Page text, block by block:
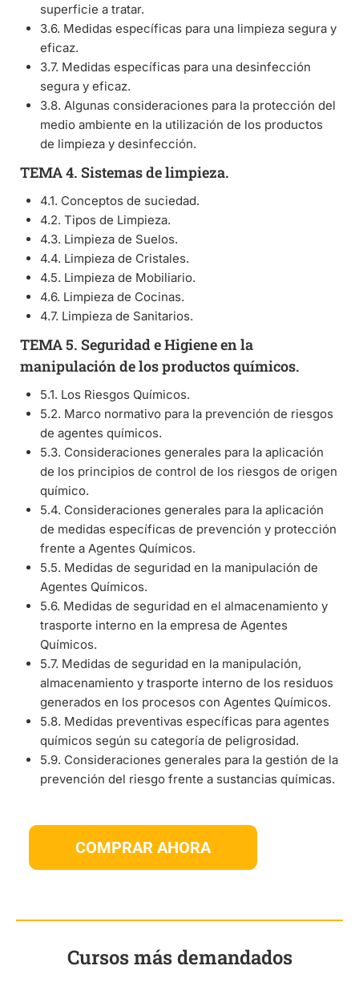
superficie a tratar.
3.6. Medidas específicas para una limpieza segura y
eficaz.
3.7. Medidas específicas para una desinfección
segura y eficaz.
3.8. Algunas consideraciones para la protección del
medio ambiente en la utilización de los productos
de limpieza y desinfección.
TEMA 4. Sistemas de limpieza.
4.1. Conceptos de suciedad.
4.2. Tipos de Limpieza.
4.3. Limpieza de Suelos.
4.4. Limpieza de Cristales.
4.5. Limpieza de Mobiliario.
4.6. Limpieza de Cocinas.
4.7. Limpieza de Sanitarios.
TEMA 5. Seguridad e Higiene en la
manipulación de los productos químicos.
5.1. Los Riesgos Químicos.
5.2. Marco normativo para la prevención de riesgos
de agentes químicos.
5.3. Consideraciones generales para la aplicación
de los principios de control de los riesgos de origen
químico.
5.4. Consideraciones generales para la aplicación
de medidas específicas de prevención y protección
frente a Agentes Químicos.
5.5. Medidas de seguridad en la manipulación de
Agentes Químicos.
5.6. Medidas de seguridad en el almacenamiento y
trasporte interno en la empresa de Agentes
Químicos.
5.7. Medidas de seguridad en la manipulación,
almacenamiento y trasporte interno de los residuos
generados en los procesos con Agentes Químicos.
5.8. Medidas preventivas específicas para agentes
químicos según su categoría de peligrosidad.
5.9. Consideraciones generales para la gestión de la
prevención del riesgo frente a sustancias químicas.
COMPRAR AHORA
Cursos más demandados